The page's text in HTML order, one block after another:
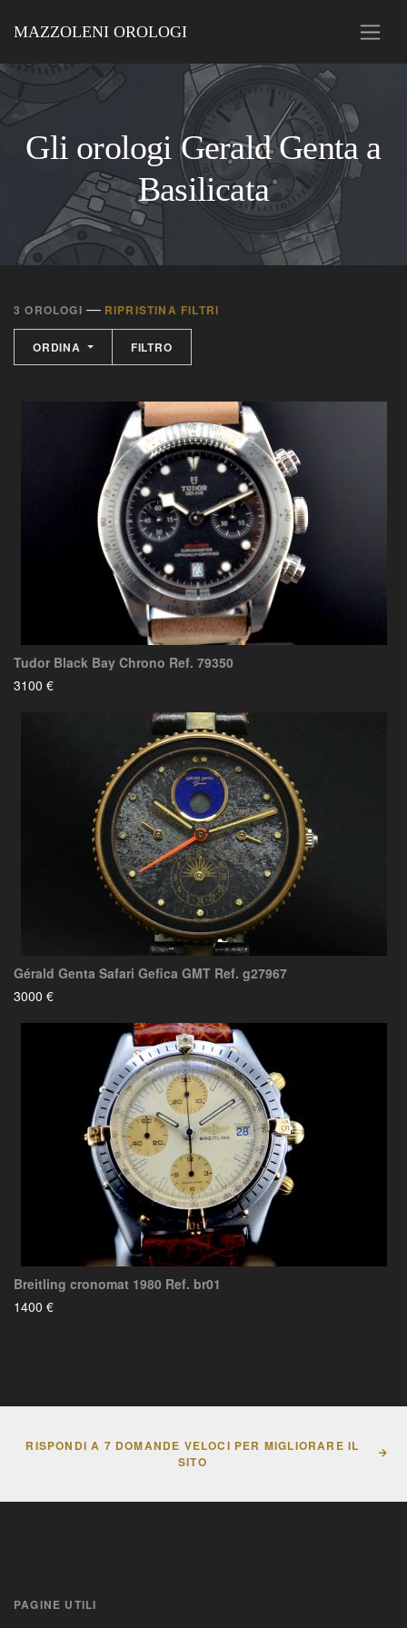
MAZZOLENI OROLOGI
Gli orologi Gerald Genta a
Basilicata
3 OROLOGI — RIPRISTINA FILTRI
ORDINA FILTRO
Tudor Black Bay Chrono Ref. 79350
3100 €
Gérald Genta Safari Gefica GMT Ref. g27967
3000 €
Breitling cronomat 1980 Ref. br01
1400 €
RISPONDI A 7 DOMANDE VELOCI PER MIGLIORARE IL
SITO
PAGINE UTILI